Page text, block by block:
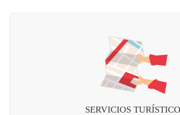
SERVICIOS